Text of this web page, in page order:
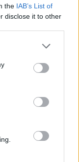
the IAB’s List of
disclose it to other
οι
όπως
Bluesky